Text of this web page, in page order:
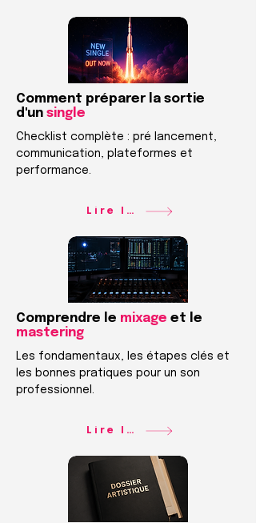
Comment préparer la sortie
d'un single
Checklist complète : pré lancement,
communication, plateformes et
performance.
Lire le guide
Comprendre le mixage et le
mastering
Les fondamentaux, les étapes clés et
les bonnes pratiques pour un son
professionnel.
Lire le guide